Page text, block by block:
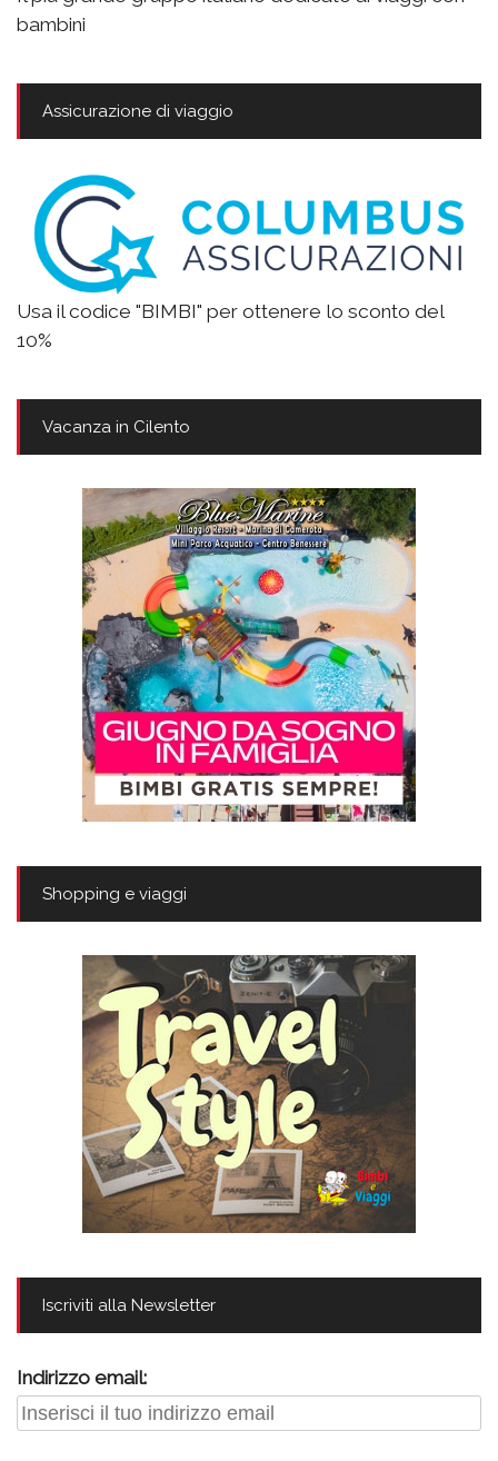
bambini
Assicurazione di viaggio
Usa il codice "BIMBI" per ottenere lo sconto del
10%
Vacanza in Cilento
Shopping e viaggi
Iscriviti alla Newsletter
Indirizzo email: